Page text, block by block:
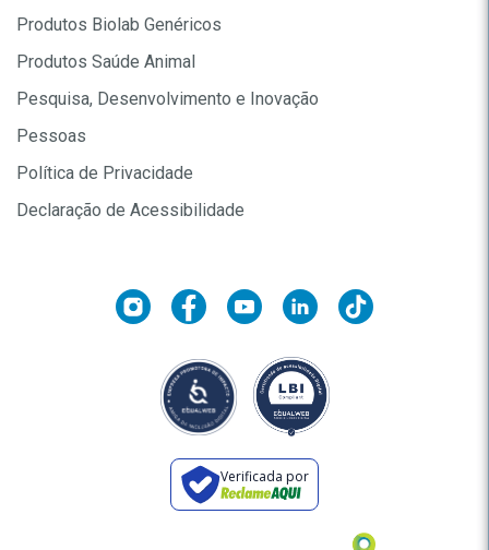
Produtos Biolab Genéricos
Produtos Saúde Animal
Pesquisa, Desenvolvimento e Inovação
Pessoas
Política de Privacidade
Declaração de Acessibilidade
Verificada por